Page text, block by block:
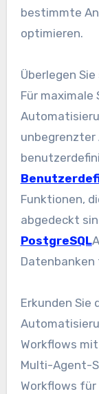
bestimmte
optimieren.
Überlegen
Für maximale
unbegrenzter
Funktionen,
abgedeckt
PostgreSQL
Erkunden Sie
Workflows
Multi-Agent-
Workflows